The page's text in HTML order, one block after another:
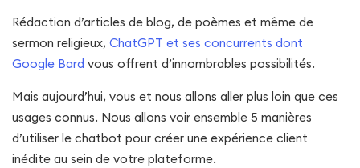
Rédaction d’articles de blog, de poèmes et même de
sermon religieux, ChatGPT et ses concurrents dont
Google Bard vous offrent d’innombrables possibilités.
Mais aujourd’hui, vous et nous allons aller plus loin que ces
usages connus. Nous allons voir ensemble 5 manières
d’utiliser le chatbot pour créer une expérience client
inédite au sein de votre plateforme.